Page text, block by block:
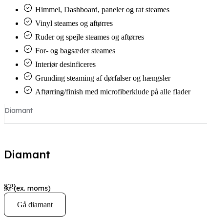
Himmel, Dashboard, paneler og rat steames
Vinyl steames og aftørres
Ruder og spejle steames og aftørres
For- og bagsæder steames
Interiør desinficeres
Grunding steaming af dørfalser og hængsler
Aftørring/finish med microfiberklude på alle flader
Diamant
Diamant
879
.kr (ex. moms)
Gå diamant